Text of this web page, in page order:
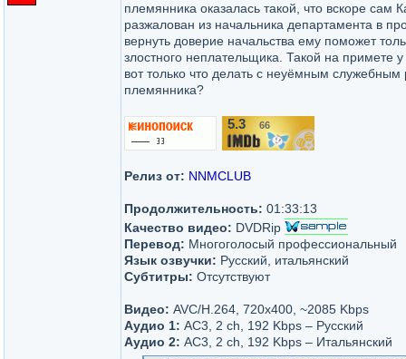
племянника оказалась такой, что вскоре сам
разжалован из начальника департамента в
вернуть доверие начальства ему поможет
злостного неплательщика. Такой на примете
вот только что делать с неуёмным
племянника?
5.3 66
Релиз от: NNMCLUB
Продолжительность: 01:33:13
Качество видео: DVDRip
Перевод: Многоголосый профессиональный
Язык озвучки: Русский, итальянский
Субтитры: Отсутствуют
Видео: AVC/H.264, 720x400, ~2085 Kbps
Аудио 1: AC3, 2 ch, 192 Kbps – Русский
Аудио 2: AC3, 2 ch, 192 Kbps – Итальянский